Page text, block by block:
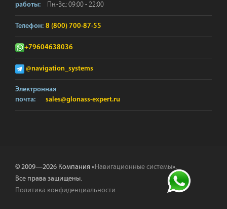
работы:
Пн.-Вс.: 09:00 - 22:00
Телефон: 8 (800) 700-87-55
+79604638036
@navigation_systems
Электронная
почта:
sales@glonass-expert.ru
© 2009—2026 Компания «Навигационные системы».
Все права защищены.
Политика конфиденциальности